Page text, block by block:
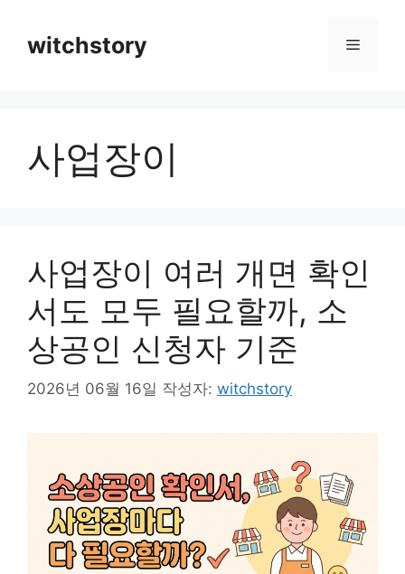
witchstory 메
사업장이
사업장이 여러 개면 확인
서도 모두 필요할까, 소
상공인 신청자 기준
2026년 06월 16일 작성자: witchstory